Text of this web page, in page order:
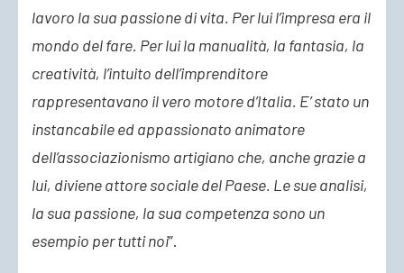
lavoro la sua passione di vita. Per lui l’impresa era il
mondo del fare. Per lui la manualità, la fantasia, la
creatività, l’intuito dell’imprenditore
rappresentavano il vero motore d’Italia. E’ stato un
instancabile ed appassionato animatore
dell’associazionismo artigiano che, anche grazie a
lui, diviene attore sociale del Paese. Le sue analisi,
la sua passione, la sua competenza sono un
esempio per tutti noi”.